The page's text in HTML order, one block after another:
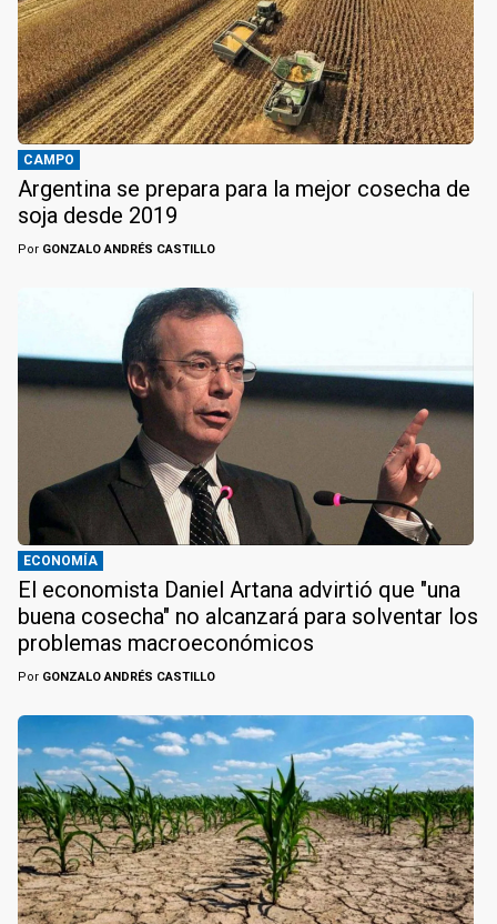
CAMPO
Argentina se prepara para la mejor cosecha de
soja desde 2019
Por GONZALO ANDRÉS CASTILLO
ECONOMÍA
El economista Daniel Artana advirtió que "una
buena cosecha" no alcanzará para solventar los
problemas macroeconómicos
Por GONZALO ANDRÉS CASTILLO